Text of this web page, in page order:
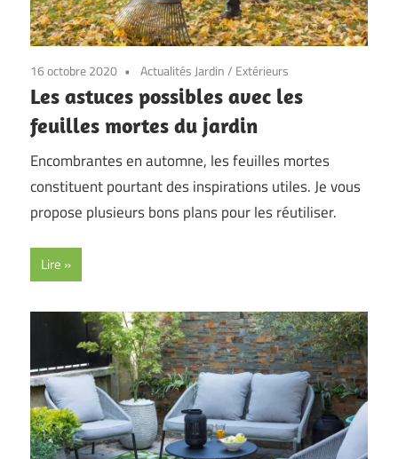
16 octobre 2020 Actualités Jardin/ Extérieurs
Les astuces possibles avec les
feuilles mortes du jardin
Encombrantes en automne, les feuilles mortes
constituent pourtant des inspirations utiles. Je vous
propose plusieurs bons plans pour les réutiliser.
Lire